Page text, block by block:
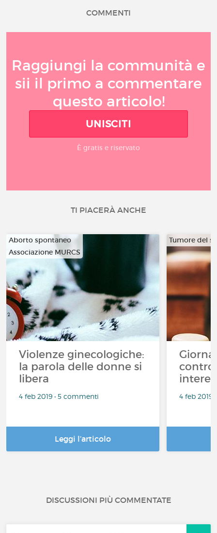
COMMENTI
Raggiungi la communità e
sii il primo a commentare
questo articolo!
UNISCITI
È gratis e riservato
TI PIACERÀ ANCHE
Aborto spontaneo
Associazione MURCS
…
Violenze ginecologiche:
la parola delle donne si
libera
4 feb 2019 • 5 commenti
Leggi l’articolo
Tumore del
contro
4 feb 2019
DISCUSSIONI PIÙ COMMENTATE